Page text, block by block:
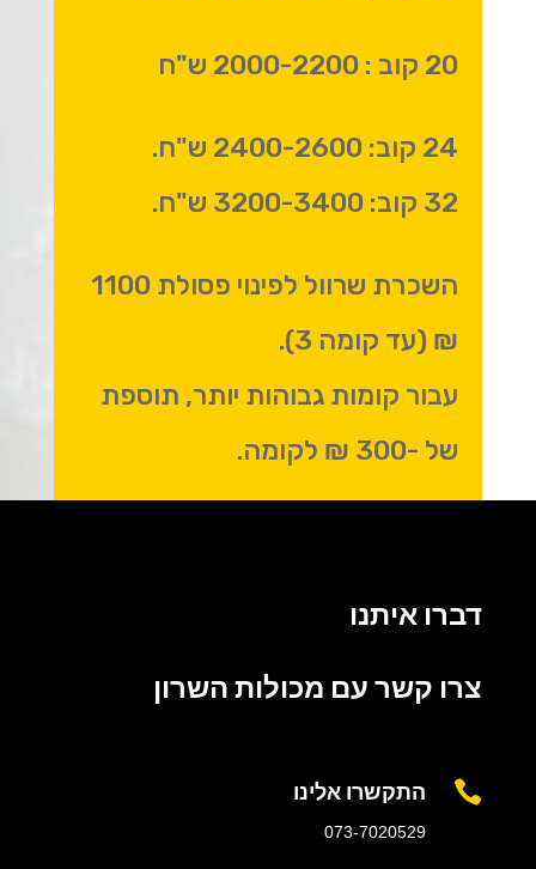
20 קוב : 2000-2200 ש"ח
24 קוב: 2400-2600 ש"ח.
32 קוב: 3200-3400 ש"ח.
השכרת שרוול לפינוי פסולת 1100
₪ (עד קומה 3).
עבור קומות גבוהות יותר, תוספת
של -300 ₪ לקומה.
דברו איתנו
צרו קשר עם מכולות השרון
 התקשרו אלינו
073-7020529